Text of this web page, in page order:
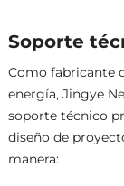
Soporte
Como fabricante
energía, Jingye
soporte técnico
diseño de
manera: